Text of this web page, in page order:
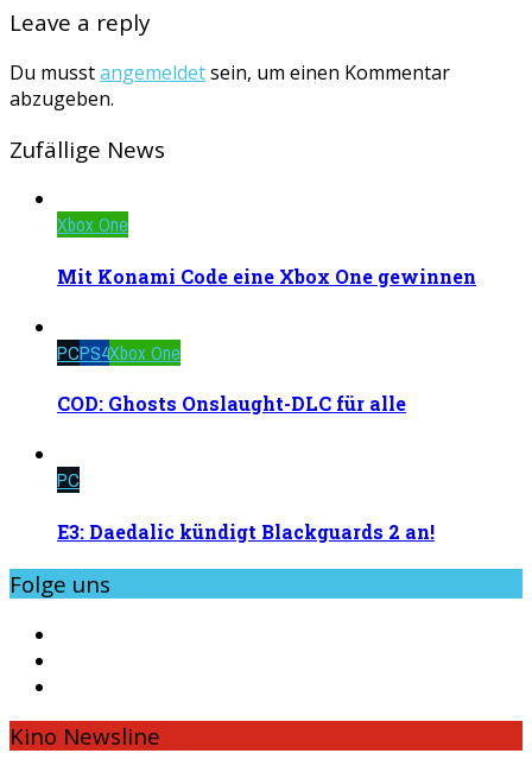
Leave a reply
Du musstangemeldetsein, um einen Kommentar
abzugeben.
Zufällige News
Xbox One
Mit Konami Code eine Xbox One gewinnen
PCPS4Xbox One
COD: Ghosts Onslaught-DLC für alle
PC
E3: Daedalic kündigt Blackguards 2 an!
Folge uns
Kino Newsline